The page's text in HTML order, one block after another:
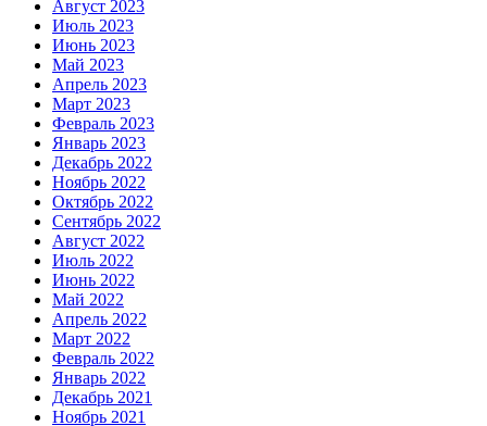
Август 2023
Июль 2023
Июнь 2023
Май 2023
Апрель 2023
Март 2023
Февраль 2023
Январь 2023
Декабрь 2022
Ноябрь 2022
Октябрь 2022
Сентябрь 2022
Август 2022
Июль 2022
Июнь 2022
Май 2022
Апрель 2022
Март 2022
Февраль 2022
Январь 2022
Декабрь 2021
Ноябрь 2021